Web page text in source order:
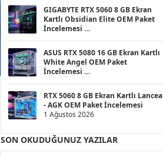
GIGABYTE RTX 5060 8 GB Ekran
Kartlı Obsidian Elite OEM Paket
İncelemesi
ASUS RTX 5080 16 GB Ekran Kartlı
White Angel OEM Paket
İncelemesi
RTX 5060 8 GB Ekran Kartlı Lancea
- AGK OEM Paket İncelemesi
1 Ağustos 2026
SON OKUDUĞUNUZ YAZILAR